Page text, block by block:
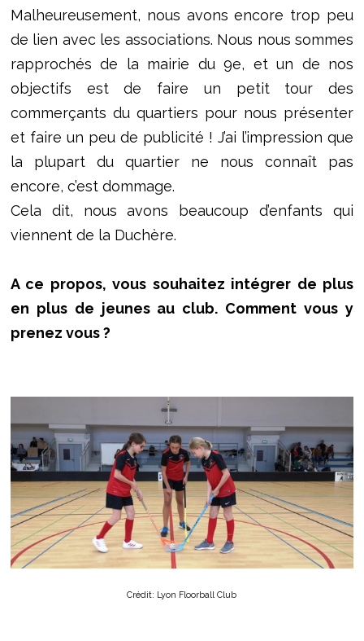
Malheureusement, nous avons encore trop peu
de lien avec les associations. Nous nous sommes
rapprochés de la mairie du 9e, et un de nos
objectifs est de faire un petit tour des
commerçants du quartiers pour nous présenter
et faire un peu de publicité ! J’ai l’impression que
la plupart du quartier ne nous connaît pas
encore, c’est dommage.
Cela dit, nous avons beaucoup d’enfants qui
viennent de la Duchère.
A ce propos, vous souhaitez intégrer de plus
en plus de jeunes au club. Comment vous y
prenez vous ?
Crédit: Lyon Floorball Club